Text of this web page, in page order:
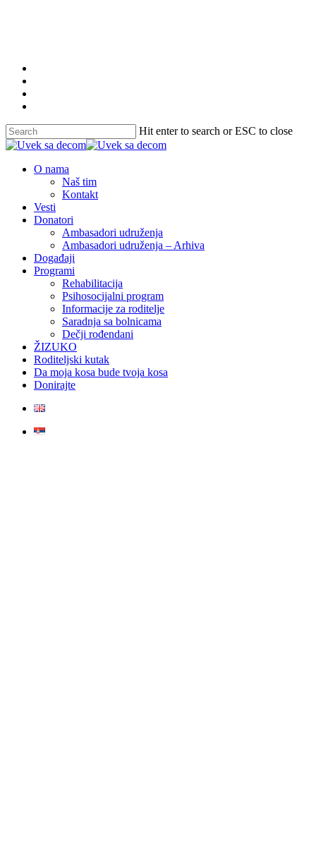
Hit enter to search or ESC to close
Close
Menu
O nama
Naš tim
Kontakt
Vesti
Donatori
Ambasadori udruženja
Ambasadori udruženja – Arhiva
Događaji
Programi
Rehabilitacija
Psihosocijalni program
Informacije za roditelje
Saradnja sa bolnicama
Dečji rođendani
ŽIZUKO
Roditeljski kutak
Da moja kosa bude tvoja kosa
Donirajte